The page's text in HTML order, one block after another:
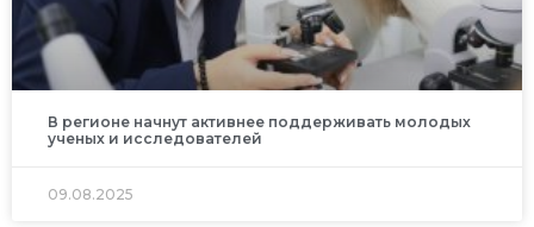
В регионе начнут активнее поддерживать молодых
ученых и исследователей
09.08.2025